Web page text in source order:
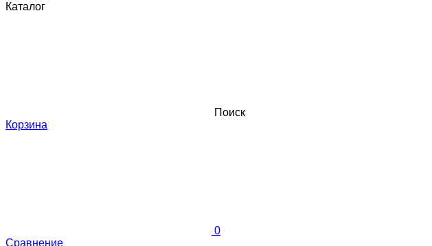
Каталог
Поиск
Корзина
0
Сравнение